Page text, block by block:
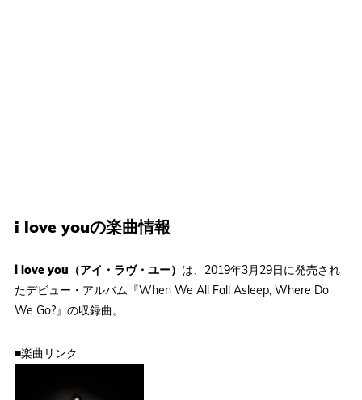
i love youの楽曲情報
i love you（アイ・ラヴ・ユー） は、2019年3月29日に発売され
たデビュー・アルバム『When We All Fall Asleep, Where Do
We Go?』の収録曲。
■楽曲リンク